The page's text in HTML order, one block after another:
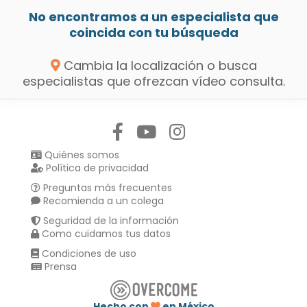
No encontramos a un especialista que
coincida con tu búsqueda
Cambia la localización o busca
especialistas que ofrezcan vídeo consulta.
Quiénes somos
Política de privacidad
Preguntas más frecuentes
Recomienda a un colega
Seguridad de la información
Como cuidamos tus datos
Condiciones de uso
Prensa